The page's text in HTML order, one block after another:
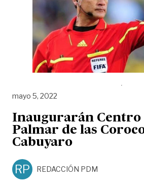
mayo 5, 2022
Inaugurarán
Palmar de las
Cabuyaro
RP REDACCIÓN PDM